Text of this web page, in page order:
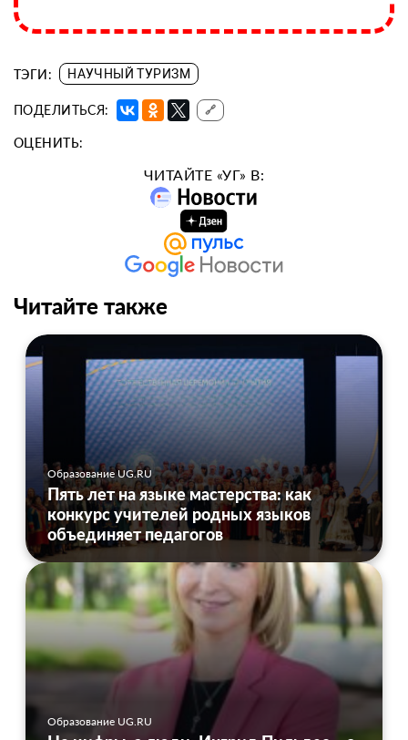
ТЭГИ: НАУЧНЫЙ ТУРИЗМ
ПОДЕЛИТЬСЯ: 🔗
ОЦЕНИТЬ:
ЧИТАЙТЕ «УГ» В:
Читайте также
Образование UG.RU
Пять лет на языке мастерства: как
конкурс учителей родных языков
объединяет педагогов
Образование UG.RU